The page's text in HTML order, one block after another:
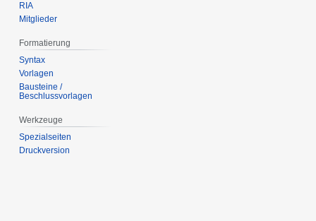
RIA
Mitglieder
Formatierung
Syntax
Vorlagen
Bausteine /
Beschlussvorlagen
Werkzeuge
Spezialseiten
Druckversion